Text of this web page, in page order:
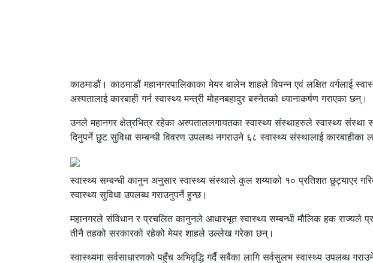
काठमाडौं। काठमाडौं महानगरपालिकाका मेयर बालेन शाहले विपन्न एवं लक्षित वर्गलाई
अस्पतालाई कारबाही गर्न स्वास्थ्य मन्त्री मोहनबहादुर बस्नेतको ध्यानाकर्षण गराएका छन्।
उनले महानगर क्षेत्रभित्र रहेका अस्पताललगायतका स्वास्थ्य संस्थाहरुले स्वास्थ्य संस्था
दिनुपर्ने छुट सुविधा सम्बन्धी विवरण उपलब्ध नगराउने ६८ स्वास्थ्य संस्थालाई कारबाहीका
स्वास्थ्य सम्बन्धी कानुन अनुसार स्वास्थ्य संस्थाले कुल शय्याको १० प्रतिशत छुट्याएर गरिब
स्वास्थ्य सुविधा उपलब्ध गराउनुपर्ने हुन्छ।
महानगरले संविधान र प्रचलित कानुनले आधारभूत स्वास्थ्य सम्बन्धी मौलिक हक राज्यले
तीनै तहको सरकारको रहेको मेयर शाहले उल्लेख गरेका छन्।
स्वास्थ्यमा सर्वसाधारणको पहुँच अभिवृद्धि गर्दै सबैका लागि सर्वसुलभ स्वास्थ्य उपलब्ध